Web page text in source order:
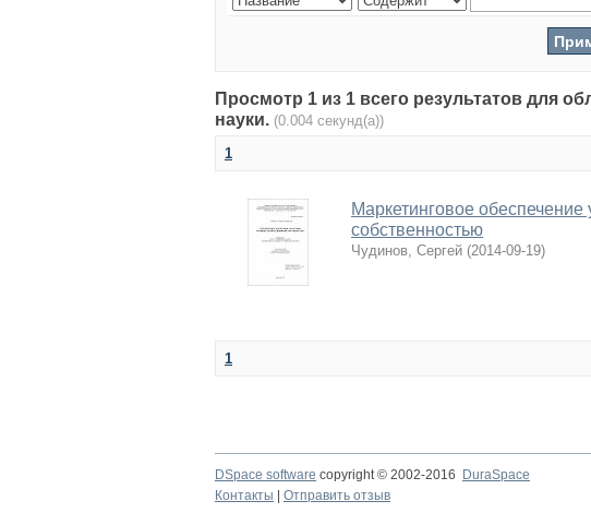
Просмотр 1 из 1 всего результатов для
науки. (0.004 секунд(а))
1
Маркетинговое
собственностью
Чудинов, Сергей (2014-09-19)
1
DSpace software copyright © 2002-2016 DuraSpace
Контакты
Отправить отзыв